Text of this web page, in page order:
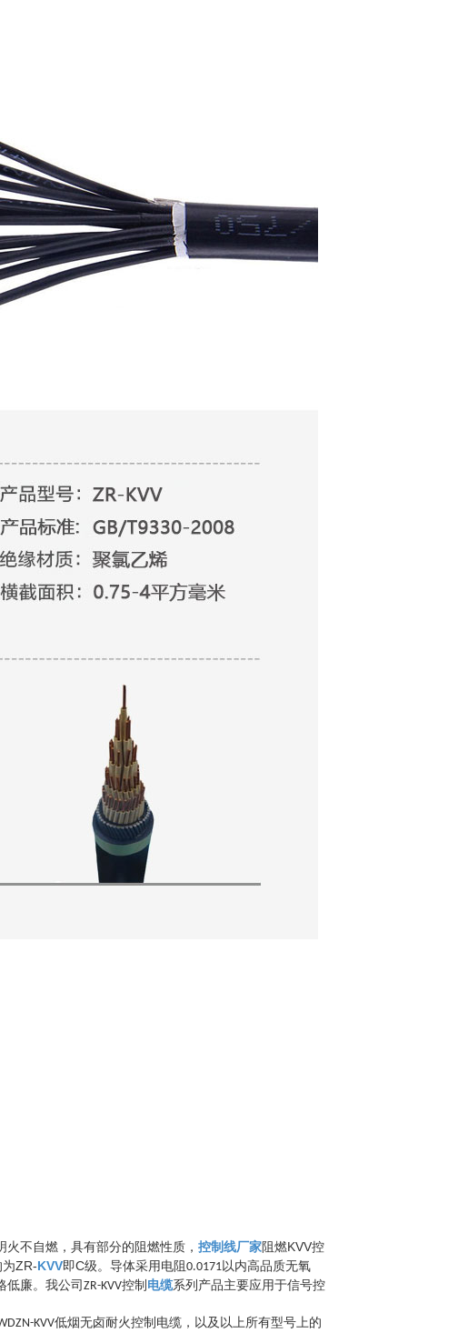
火不自燃， 具有部分的阻燃性质， 控制线厂家阻燃KVV控
ZR-KVV即C级。导体采用 电阻0.0171以内高品质无氧
低廉。我公司 ZR-KVV控制 电缆系列产品主要应用于信号控
KVV低烟无卤耐火控制电缆，以及以上所有型号上的